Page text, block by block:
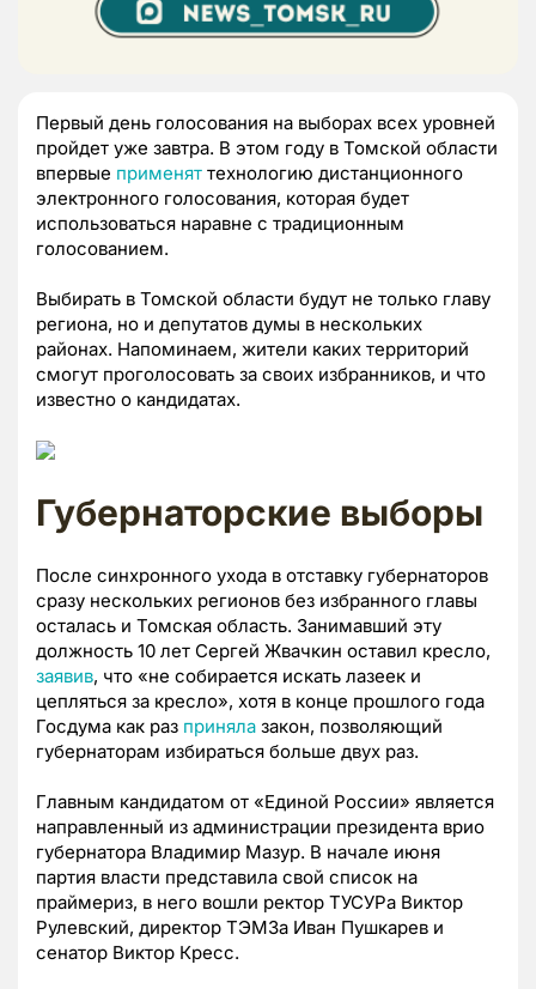
Первый день голосования на выборах всех уровней
пройдет уже завтра. В этом году в Томской области
впервые применят технологию дистанционного
электронного голосования, которая будет
использоваться наравне с традиционным
голосованием.
Выбирать в Томской области будут не только главу
региона, но и депутатов думы в нескольких
районах. Напоминаем, жители каких территорий
смогут проголосовать за своих избранников, и что
известно о кандидатах.
Губернаторские выборы
После синхронного ухода в отставку губернаторов
сразу нескольких регионов без избранного главы
осталась и Томская область. Занимавший эту
должность 10 лет Сергей Жвачкин оставил кресло,
заявив, что «не собирается искать лазеек и
цепляться за кресло», хотя в конце прошлого года
Госдума как раз приняла закон, позволяющий
губернаторам избираться больше двух раз.
Главным кандидатом от «Единой России» является
направленный из администрации президента врио
губернатора Владимир Мазур. В начале июня
партия власти представила свой список на
праймериз, в него вошли ректор ТУСУРа Виктор
Рулевский, директор ТЭМЗа Иван Пушкарев и
сенатор Виктор Кресс.